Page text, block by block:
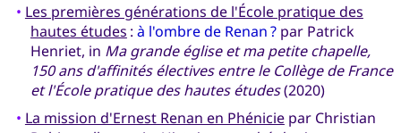
• Les premières générations de l'École pratique des
hautes études : à l'ombre de Renan ?par Patrick
Henriet, in Ma grande église et ma petite chapelle,
150 ans d'affinités électives entre le Collège de France
et l'École pratique des hautes études(2020)
• La mission d'Ernest Renan en Phéniciepar Christian